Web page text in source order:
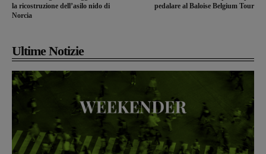
la ricostruzione dell’asilo nido di
Norcia
pedalare al Baloise Belgium Tour
Ultime Notizie